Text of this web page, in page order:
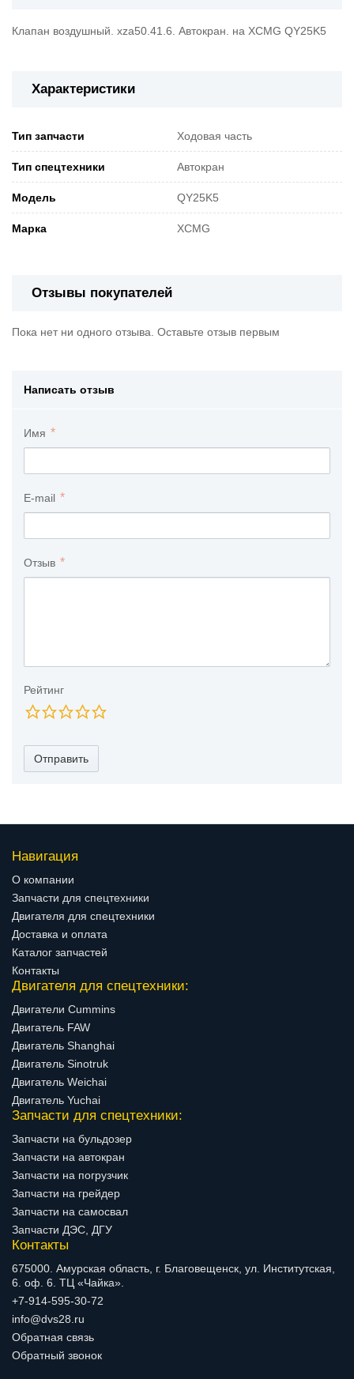
Клапан воздушный. xzа50.41.6. Автокран. на XCMG QY25K5
Характеристики
Тип запчасти Ходовая часть
Тип спецтехники Автокран
Модель QY25K5
Марка XCMG
Отзывы покупателей
Пока нет ни одного отзыва. Оставьте отзыв первым
Написать отзыв
Имя
E-mail
Отзыв
Рейтинг
Отправить
Навигация
О компании
Запчасти для спецтехники
Двигателя для спецтехники
Доставка и оплата
Каталог запчастей
Контакты
Двигателя для спецтехники:
Двигатели Cummins
Двигатель FAW
Двигатель Shanghai
Двигатель Sinotruk
Двигатель Weichai
Двигатель Yuchai
Запчасти для спецтехники:
Запчасти на бульдозер
Запчасти на автокран
Запчасти на погрузчик
Запчасти на грейдер
Запчасти на самосвал
Запчасти ДЭС, ДГУ
Контакты
675000. Амурская область, г. Благовещенск, ул. Институтская,
6. оф. 6. ТЦ «Чайка».
+7-914-595-30-72
info@dvs28.ru
Обратная связь
Обратный звонок